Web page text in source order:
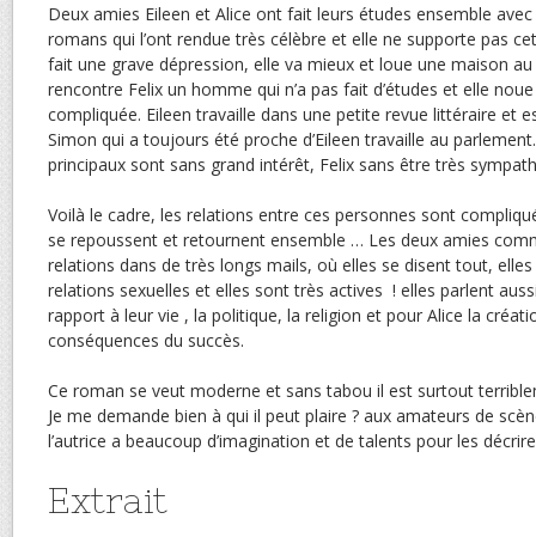
Deux amies Eileen et Alice ont fait leurs études ensemble
romans qui l’ont rendue très célèbre et elle ne supporte pas
fait une grave dépression, elle va mieux et loue une maison au
rencontre Felix un homme qui n’a pas fait d’études et elle
compliquée. Eileen travaille dans une petite revue littéraire et
Simon qui a toujours été proche d’Eileen travaille au
principaux sont sans grand intérêt, Felix sans être très
Voilà le cadre, les relations entre ces personnes sont
se repoussent et retournent ensemble … Les deux amies
relations dans de très longs mails, où elles se disent tout,
relations sexuelles et elles sont très actives ! elles parlent
rapport à leur vie , la politique, la religion et pour Alice la
conséquences du succès.
Ce roman se veut moderne et sans tabou il est surtout
Je me demande bien à qui il peut plaire ? aux amateurs de
l’autrice a beaucoup d’imagination et de talents pour les
Extrait